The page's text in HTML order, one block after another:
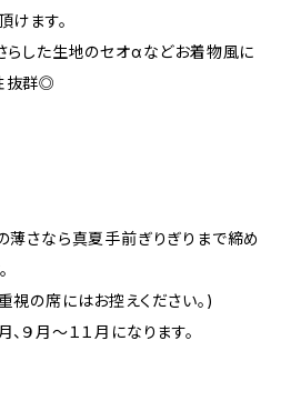
けます。
らした生地のセオαなどお着物風に
抜群◎
薄さなら真夏手前ぎりぎりまで締め
の席にはお控えください。)
９月〜１１月になります。